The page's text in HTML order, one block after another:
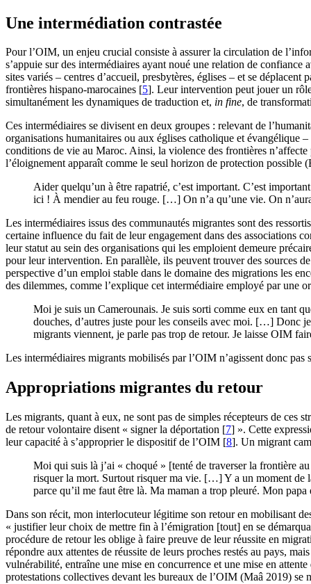
Une intermédiation contrastée
Pour l’OIM, un enjeu crucial consiste à assurer la circulation de
s’appuie sur des intermédiaires ayant noué une relation de confiance
sites variés – centres d’accueil, presbytères, églises – et se
frontières hispano-marocaines [5]. Leur intervention peut jouer un
simultanément les dynamiques de traduction et, in fine, de
Ces intermédiaires se divisent en deux groupes : relevant de
organisations humanitaires ou aux églises catholique et évangélique
conditions de vie au Maroc. Ainsi, la violence des frontières
l’éloignement apparaît comme le seul horizon de protection
Aider quelqu’un à être rapatrié, c’est important. C’est
ici ! À mendier au feu rouge. […] On n’a qu’une vie. On
Les intermédiaires issus des communautés migrantes sont des
certaine influence du fait de leur engagement dans des associations
leur statut au sein des organisations qui les emploient demeure
pour leur intervention. En parallèle, ils peuvent trouver des sources
perspective d’un emploi stable dans le domaine des migrations les
des dilemmes, comme l’explique cet intermédiaire employé par une
Moi je suis un Camerounais. Je suis sorti comme eux en tant
douches, d’autres juste pour les conseils avec moi. […] Donc
migrants viennent, je parle pas trop de retour. Je laisse OIM
Les intermédiaires migrants mobilisés par l’OIM n’agissent donc
Appropriations migrantes du retour
Les migrants, quant à eux, ne sont pas de simples récepteurs de ces
de retour volontaire disent « signer la déportation [7] ». Cette
leur capacité à s’approprier le dispositif de l’OIM [8]. Un migrant
Moi qui suis là j’ai « choqué » [tenté de traverser la frontière
risquer la mort. Surtout risquer ma vie. […] Y a un moment de
parce qu’il me faut être là. Ma maman a trop pleuré. Mon papa
Dans son récit, mon interlocuteur légitime son retour en mobilisant
« justifier leur choix de mettre fin à l’émigration [tout] en se
procédure de retour les oblige à faire preuve de leur réussite en
répondre aux attentes de réussite de leurs proches restés au pays,
vulnérabilité, entraîne une mise en concurrence et une mise en
protestations collectives devant les bureaux de l’OIM (Maâ 2019)